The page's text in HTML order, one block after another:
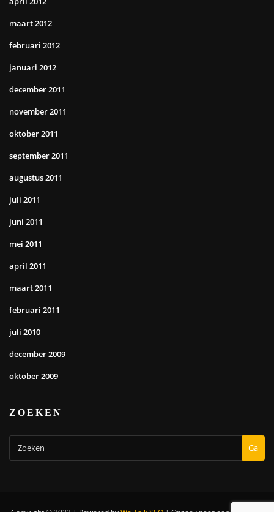
maart 2012
februari 2012
januari 2012
december 2011
november 2011
oktober 2011
september 2011
augustus 2011
juli 2011
juni 2011
mei 2011
april 2011
maart 2011
februari 2011
juli 2010
december 2009
oktober 2009
ZOEKEN
Ga